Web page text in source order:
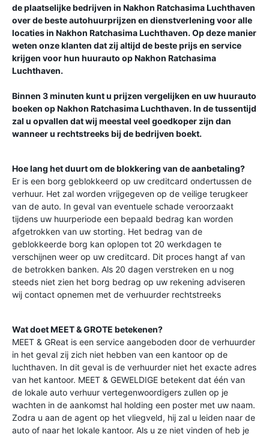
de plaatselijke bedrijven in Nakhon Ratchasima Luchthaven
over de beste autohuurprijzen en dienstverlening voor alle
locaties in Nakhon Ratchasima Luchthaven. Op deze manier
weten onze klanten dat zij altijd de beste prijs en service
krijgen voor hun huurauto opNakhon Ratchasima
Luchthaven.
Binnen 3 minuten kunt u prijzen vergelijken en uw huurauto
boeken opNakhon Ratchasima Luchthaven. In de tussentijd
zal u opvallen dat wij meestal veel goedkoper zijn dan
wanneer u rechtstreeks bij de bedrijven boekt.
Hoe lang het duurt om de blokkering van de aanbetaling?
Er is een borg geblokkeerd op uw creditcard ondertussen de
verhuur. Het zal worden vrijgegeven op de veilige terugkeer
van de auto. In geval van eventuele schade veroorzaakt
tijdens uw huurperiode een bepaald bedrag kan worden
afgetrokken van uw storting. Het bedrag van de
geblokkeerde borg kan oplopen tot 20 werkdagen te
verschijnen weer op uw creditcard. Dit proces hangt af van
de betrokken banken. Als 20 dagen verstreken en u nog
steeds niet zien het borg bedrag op uw rekening adviseren
wij contact opnemen met de verhuurder rechtstreeks
Wat doet MEET & GROTE betekenen?
MEET & GReat is een service aangeboden door de verhuurder
in het geval zij zich niet hebben van een kantoor op de
luchthaven. In dit geval is de verhuurder niet het exacte adres
van het kantoor. MEET & GEWELDIGE betekent dat één van
de lokale auto verhuur vertegenwoordigers zullen op je
wachten in de aankomst hal holding een poster met uw naam.
Zodra u aan de agent op het vliegveld, hij zal u leiden naar de
auto of naar het lokale kantoor. Als u ze niet vinden of heb je